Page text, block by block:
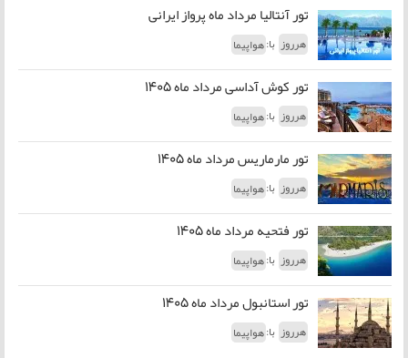
تور آنتالیا مرداد ماه پرواز ایرانی
هرروز با:هواپیما
تور کوش آداسی مرداد ماه 1405
هرروز با:هواپیما
تور مارماریس مرداد ماه 1405
هرروز با:هواپیما
تور فتحیه مرداد ماه 1405
هرروز با:هواپیما
تور استانبول مرداد ماه 1405
هرروز با:هواپیما